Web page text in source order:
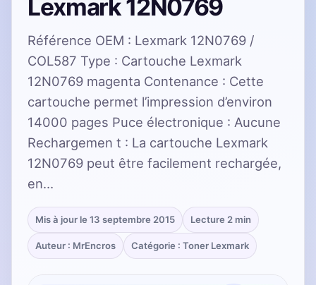
Lexmark 12N0769
Référence OEM : Lexmark 12N0769 /
COL587 Type : Cartouche Lexmark
12N0769 magenta Contenance : Cette
cartouche permet l’impression d’environ
14000 pages Puce électronique : Aucune
Rechargemen t : La cartouche Lexmark
12N0769 peut être facilement rechargée,
en…
Mis à jour le 13 septembre 2015 Lecture 2 min
Auteur : MrEncros Catégorie : Toner Lexmark